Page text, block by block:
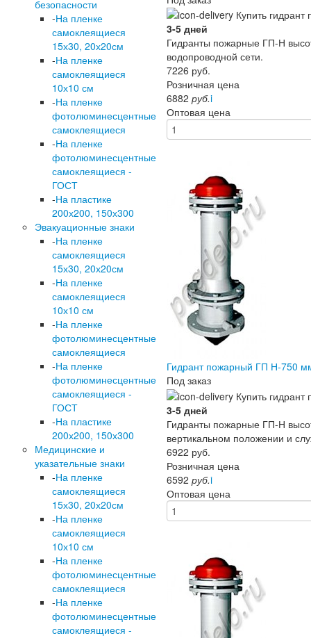
безопасности
-На пленке
самоклеящиеся
15х30, 20х20см
-На пленке
самоклеящиеся
10х10 см
-На пленке
фотолюминесцентные
самоклеящиеся
-На пленке
фотолюминесцентные
самоклеящиеся -
ГОСТ
-На пластике
200х200, 150х300
Эвакуационные знаки
-На пленке
самоклеящиеся
15х30, 20х20см
-На пленке
самоклеящиеся
10х10 см
-На пленке
фотолюминесцентные
самоклеящиеся
-На пленке
фотолюминесцентные
самоклеящиеся -
ГОСТ
-На пластике
200х200, 150х300
Медицинские и
указательные знаки
-На пленке
самоклеящиеся
15х30, 20х20см
-На пленке
самоклеящиеся
10х10 см
-На пленке
фотолюминесцентные
самоклеящиеся
-На пленке
фотолюминесцентные
самоклеящиеся -
3-5 дней
Гидранты пожарные ГП-Н
водопроводной сети.
7226 руб.
Розничная цена
6882 руб.i
Оптовая цена
Гидрант пожарный ГП Н-750
Под заказ
3-5 дней
Гидранты пожарные ГП-Н
вертикальном положении и
6922 руб.
Розничная цена
6592 руб.i
Оптовая цена